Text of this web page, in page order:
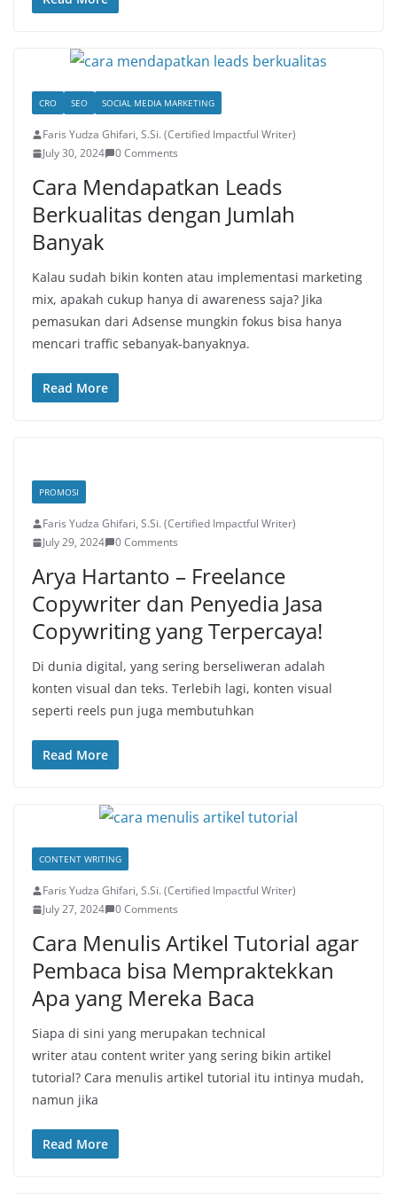
CRO SEO SOCIAL MEDIA MARKETING
Faris Yudza Ghifari, S.Si. (Certified Impactful Writer)
July 30, 2024
0 Comments
Cara Mendapatkan Leads
Berkualitas dengan Jumlah
Banyak
Kalau sudah bikin konten atau implementasi marketing
mix, apakah cukup hanya di awareness saja? Jika
pemasukan dari Adsense mungkin fokus bisa hanya
mencari traffic sebanyak-banyaknya.
Read More
PROMOSI
Faris Yudza Ghifari, S.Si. (Certified Impactful Writer)
July 29, 2024
0 Comments
Arya Hartanto – Freelance
Copywriter dan Penyedia Jasa
Copywriting yang Terpercaya!
Di dunia digital, yang sering berseliweran adalah
konten visual dan teks. Terlebih lagi, konten visual
seperti reels pun juga membutuhkan
Read More
CONTENT WRITING
Faris Yudza Ghifari, S.Si. (Certified Impactful Writer)
July 27, 2024
0 Comments
Cara Menulis Artikel Tutorial agar
Pembaca bisa Mempraktekkan
Apa yang Mereka Baca
Siapa di sini yang merupakan technical
writer atau content writer yang sering bikin artikel
tutorial? Cara menulis artikel tutorial itu intinya mudah,
namun jika
Read More